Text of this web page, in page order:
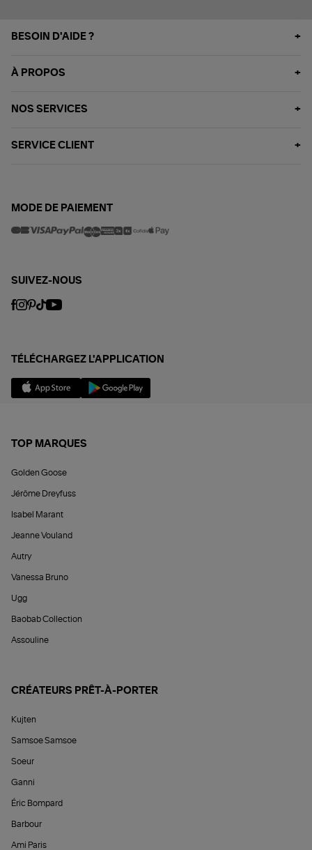
BESOIN D'AIDE ?
À PROPOS
NOS SERVICES
SERVICE CLIENT
MODE DE PAIEMENT
SUIVEZ-NOUS
TÉLÉCHARGEZ L'APPLICATION
TOP MARQUES
Golden Goose
Jérôme Dreyfuss
Isabel Marant
Jeanne Vouland
Autry
Vanessa Bruno
Ugg
Baobab Collection
Assouline
CRÉATEURS PRÊT-À-PORTER
Kujten
Samsoe Samsoe
Soeur
Ganni
Éric Bompard
Barbour
Ami Paris